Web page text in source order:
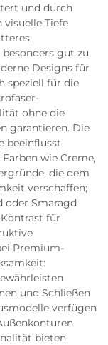
und durch
Tiefe
gut zu
Designs für
speziell für die
ohne die
garantieren. Die
beeinflusst
wie Creme,
die dem
verschaffen;
oder Smaragd
für
Premium-
und Schließen
verfügen
bieten.